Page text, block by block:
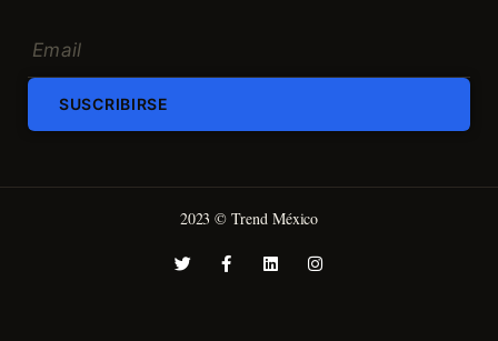
SUSCRIBIRSE
2023 © Trend México